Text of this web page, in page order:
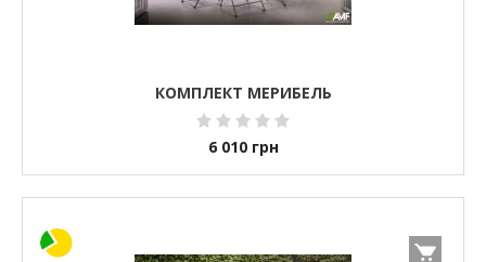
КОМПЛЕКТ МЕРИБЕЛЬ
6 010 грн